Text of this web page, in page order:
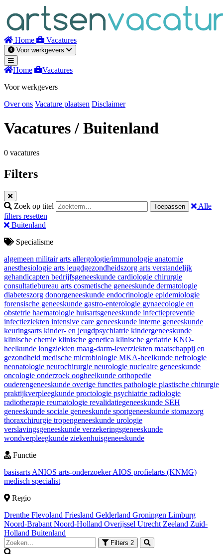
inhoud
Home Vacatures
Voor werkgevers
Home
Vacatures
Voor werkgevers
Over ons Vacature plaatsen Disclaimer
Vacatures/ Buitenland
0 vacatures
Filters
Zoek op titel Toepassen
Alle
filters resetten
Buitenland
Specialisme
algemeen militair arts allergologie/immunologie anatomie
anesthesiologie arts jeugdgezondheidszorg arts verstandelijk
gehandicapten bedrijfsgeneeskunde cardiologie chirurgie
consultatiebureau arts cosmetische geneeskunde dermatologie
diabeteszorg donorgeneeskunde endocrinologie epidemiologie
forensische geneeskunde gastro-enterologie gynaecologie en
obstetrie haematologie huisartsgeneeskunde infectiepreventie
infectieziekten intensive care geneeskunde interne geneeskunde
keuringsarts kinder- en jeugdpsychiatrie kindergeneeskunde
klinische chemie klinische genetica klinische geriatrie KNO-
heelkunde longziekten maag-darm-leverziekten maatschappij en
gezondheid medische microbiologie MKA-heelkunde nefrologie
neonatologie neurochirurgie neurologie nucleaire geneeskunde
oncologie onderzoek oogheelkunde orthopedie
ouderengeneeskunde overige functies pathologie plastische chirurgie
praktijkverpleegkunde proctologie psychiatrie radiologie
radiotherapie reumatologie revalidatiegeneeskunde SEH
geneeskunde sociale geneeskunde sportgeneeskunde stomazorg
thoraxchirurgie tropengeneeskunde urologie
verslavingsgeneeskunde verzekeringsgeneeskunde
wondverpleegkunde ziekenhuisgeneeskunde
Functie
basisarts ANIOS arts-onderzoekerAIOS profielarts (KNMG)
medisch specialist
Regio
Drenthe Flevoland Friesland Gelderland Groningen Limburg
Noord-Brabant Noord-Holland Overijssel Utrecht Zeeland Zuid-
Holland Buitenland
Filters 2